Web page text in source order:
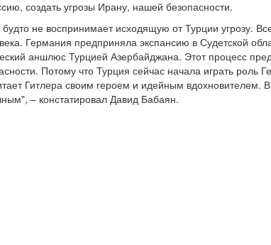
создать угрозы Ирану, нашей безопасности.
не воспринимает исходящую от Турции угрозу.
Германия предприняла экспансию в Судетской
аншлюс Турцией Азербайджана. Этот процесс
Потому что Турция сейчас начала играть роль
Гитлера своим героем и идейным вдохновителем.
– констатировал Давид Бабаян.